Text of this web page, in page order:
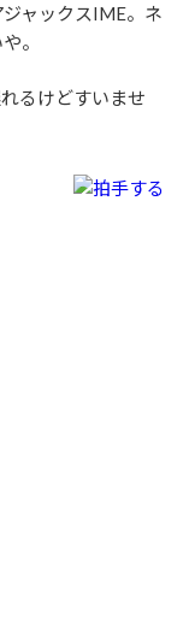
ャックスIME。ネ
。
るけどすいませ